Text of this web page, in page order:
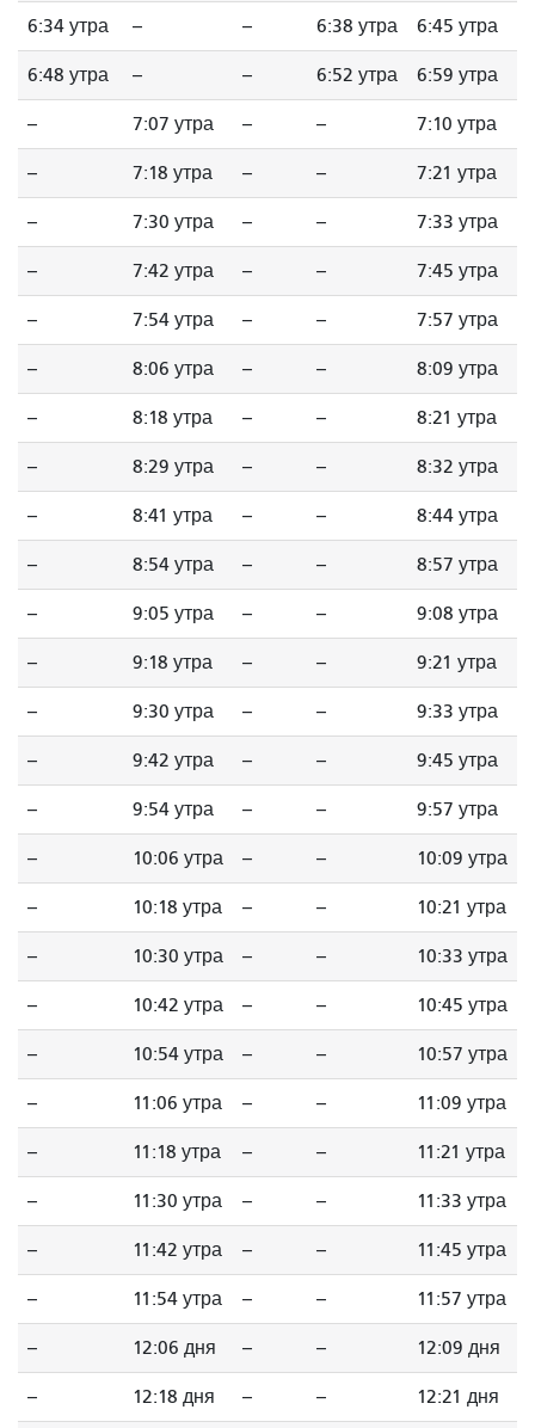
6:34 утра -- -- 6:38 утра 6:45 утра
6:48 утра -- -- 6:52 утра 6:59 утра
-- 7:07 утра -- -- 7:10 утра
-- 7:18 утра -- -- 7:21 утра
-- 7:30 утра -- -- 7:33 утра
-- 7:42 утра -- -- 7:45 утра
-- 7:54 утра -- -- 7:57 утра
-- 8:06 утра -- -- 8:09 утра
-- 8:18 утра -- -- 8:21 утра
-- 8:29 утра -- -- 8:32 утра
-- 8:41 утра -- -- 8:44 утра
-- 8:54 утра -- -- 8:57 утра
-- 9:05 утра -- -- 9:08 утра
-- 9:18 утра -- -- 9:21 утра
-- 9:30 утра -- -- 9:33 утра
-- 9:42 утра -- -- 9:45 утра
-- 9:54 утра -- -- 9:57 утра
-- 10:06 утра -- -- 10:09 утра
-- 10:18 утра -- -- 10:21 утра
-- 10:30 утра -- -- 10:33 утра
-- 10:42 утра -- -- 10:45 утра
-- 10:54 утра -- -- 10:57 утра
-- 11:06 утра -- -- 11:09 утра
-- 11:18 утра -- -- 11:21 утра
-- 11:30 утра -- -- 11:33 утра
-- 11:42 утра -- -- 11:45 утра
-- 11:54 утра -- -- 11:57 утра
-- 12:06 дня -- -- 12:09 дня
-- 12:18 дня -- -- 12:21 дня